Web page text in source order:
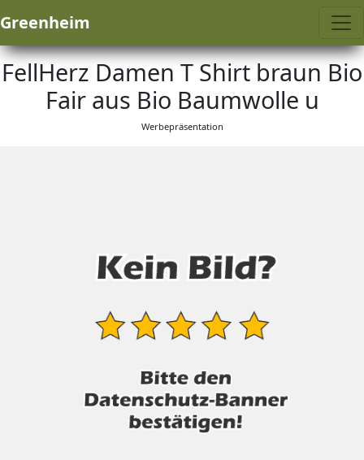
Greenheim
FellHerz Damen T Shirt braun Bio
Fair aus Bio Baumwolle u
Werbepräsentation